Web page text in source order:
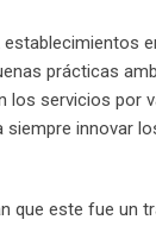
prácticas
los servicios por
innovar
que este fue un